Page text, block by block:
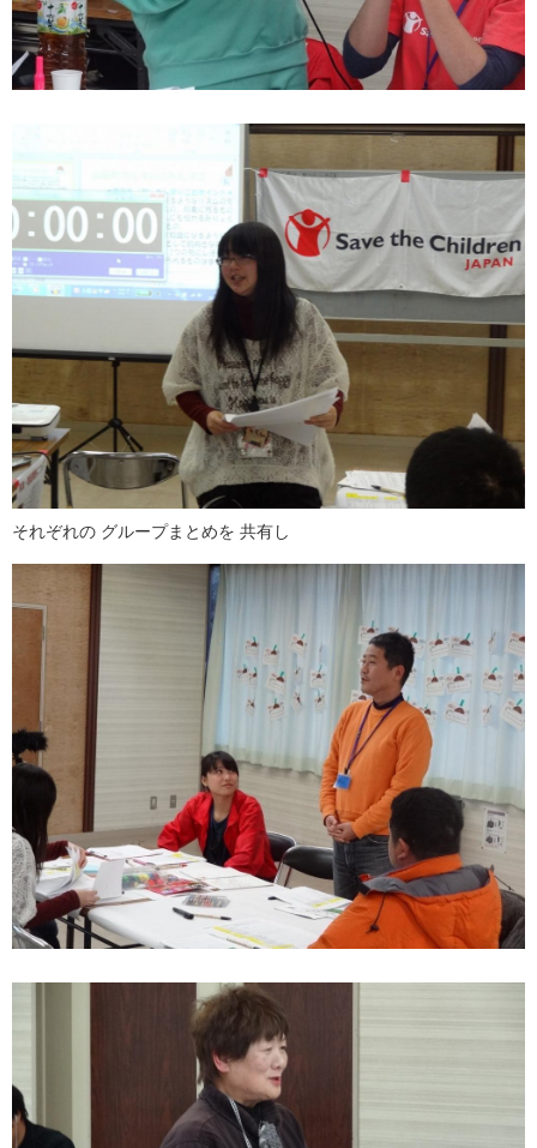
それぞれの グループまとめを 共有し